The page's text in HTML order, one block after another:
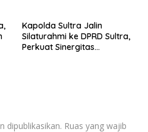
Kapolda Sultra Jalin
Silaturahmi ke DPRD Sultra,
Perkuat Sinergitas
dipublikasikan. Ruas yang wajib